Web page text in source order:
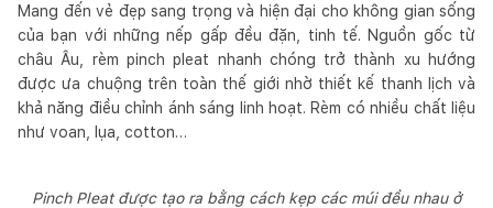
Mang đến vẻ đẹp sang trọng và hiện đại cho không gian sống
của bạn với những nếp gấp đều đặn, tinh tế. Nguồn gốc từ
châu Âu, rèm pinch pleat nhanh chóng trở thành xu hướng
được ưa chuộng trên toàn thế giới nhờ thiết kế thanh lịch và
khả năng điều chỉnh ánh sáng linh hoạt. Rèm có nhiều chất liệu
như voan, lụa, cotton…
Pinch Pleat được tạo ra bằng cách kẹp các múi đều nhau ở